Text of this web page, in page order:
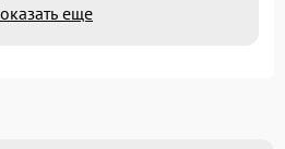
еще